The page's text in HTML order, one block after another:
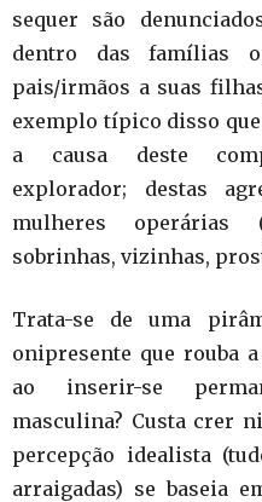
sequer são
dentro das famílias
pais/irmãos a suas
exemplo típico disso
a causa deste
explorador; destas
mulheres operárias
sobrinhas, vizinhas,
Trata-se de uma
onipresente que rouba
ao inserir-se
masculina? Custa crer
percepção idealista
arraigadas) se baseia